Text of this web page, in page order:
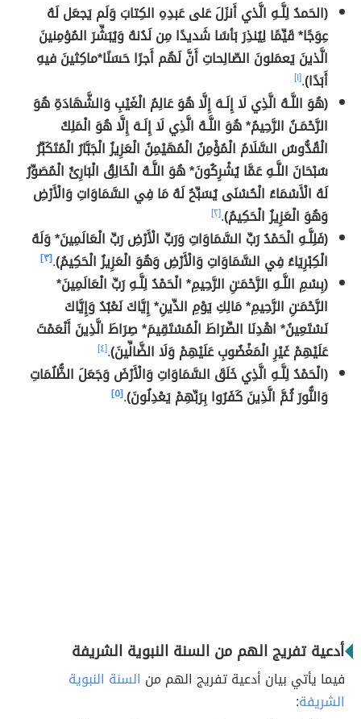
(الحَمدُ لِلَّـهِ الَّذي أَنزَلَ عَلى عَبدِهِ الكِتابَ وَلَم يَجعَل لَهُ
عِوَجًا* قَيِّمًا لِيُنذِرَ بَأسًا شَديدًا مِن لَدُنهُ وَيُبَشِّرَ المُؤمِنينَ
الَّذينَ يَعمَلونَ الصّالِحاتِ أَنَّ لَهُم أَجرًا حَسَنًا*ماكِثينَ فيهِ
أَبَدًا).[١]
(هُوَ اللَّـهُ الَّذِي لَا إِلَـهَ إِلَّا هُوَ عَالِمُ الْغَيْبِ وَالشَّهَادَةِ هُوَ
الرَّحْمَـنُ الرَّحِيمُ* هُوَ اللَّـهُ الَّذِي لَا إِلَـهَ إِلَّا هُوَ الْمَلِكُ
الْقُدُّوسُ السَّلَامُ الْمُؤْمِنُ الْمُهَيْمِنُ الْعَزِيزُ الْجَبَّارُ الْمُتَكَبِّرُ
سُبْحَانَ اللَّـهِ عَمَّا يُشْرِكُونَ* هُوَ اللَّـهُ الْخَالِقُ الْبَارِئُ الْمُصَوِّرُ
لَهُ الْأَسْمَاءُ الْحُسْنَى يُسَبِّحُ لَهُ مَا فِي السَّمَاوَاتِ وَالْأَرْضِ
وَهُوَ الْعَزِيزُ الْحَكِيمُ).[٢]
(فَلِلَّـهِ الْحَمْدُ رَبِّ السَّمَاوَاتِ وَرَبِّ الْأَرْضِ رَبِّ الْعَالَمِينَ* وَلَهُ
الْكِبْرِيَاءُ فِي السَّمَاوَاتِ وَالْأَرْضِ وَهُوَ الْعَزِيزُ الْحَكِيمُ).[٣]
(بِسْمِ اللَّـهِ الرَّحْمَـٰنِ الرَّحِيمِ* الْحَمْدُ لِلَّـهِ رَبِّ الْعَالَمِينَ*
الرَّحْمَـٰنِ الرَّحِيمِ* مَالِكِ يَوْمِ الدِّينِ* إِيَّاكَ نَعْبُدُ وَإِيَّاكَ
نَسْتَعِينُ* اهْدِنَا الصِّرَاطَ الْمُسْتَقِيمَ* صِرَاطَ الَّذِينَ أَنْعَمْتَ
عَلَيْهِمْ غَيْرِ الْمَغْضُوبِ عَلَيْهِمْ وَلَا الضَّالِّينَ).[٤]
(الْحَمْدُ لِلَّـهِ الَّذِي خَلَقَ السَّمَاوَاتِ وَالْأَرْضَ وَجَعَلَ الظُّلُمَاتِ
وَالنُّورَ ثُمَّ الَّذِينَ كَفَرُوا بِرَبِّهِمْ يَعْدِلُونَ).[٥]
أدعية تفريج الهم من السنة النبوية الشريفة
فيما يأتي بيان أدعية تفريج الهم من السنة النبوية
الشريفة: